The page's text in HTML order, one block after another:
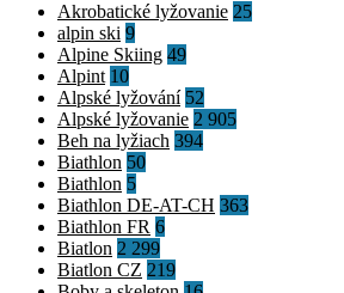
Akrobatické lyžovanie 25
alpin ski 9
Alpine Skiing 49
Alpint 10
Alpské lyžování 52
Alpské lyžovanie 2 905
Beh na lyžiach 394
Biathlon 50
Biathlon 5
Biathlon DE-AT-CH 363
Biathlon FR 6
Biatlon 2 299
Biatlon CZ 219